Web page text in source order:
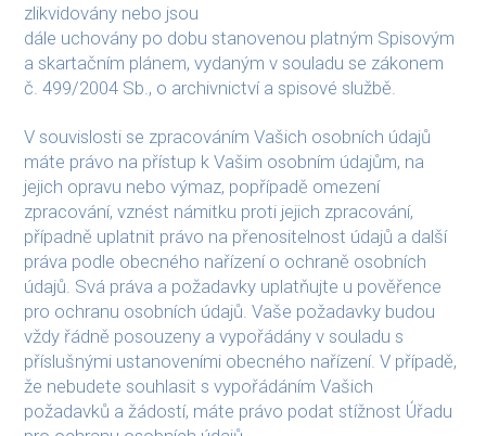
zlikvidovány nebo jsou
dále uchovány po dobu stanovenou platným Spisovým
a skartačním plánem, vydaným v souladu se zákonem
č. 499/2004 Sb., o archivnictví a spisové službě.
V souvislosti se zpracováním Vašich osobních údajů
máte právo na přístup k Vašim osobním údajům, na
jejich opravu nebo výmaz, popřípadě omezení
zpracování, vznést námitku proti jejich zpracování,
případně uplatnit právo na přenositelnost údajů a další
práva podle obecného nařízení o ochraně osobních
údajů. Svá práva a požadavky uplatňujte u pověřence
pro ochranu osobních údajů. Vaše požadavky budou
vždy řádně posouzeny a vypořádány v souladu s
příslušnými ustanoveními obecného nařízení. V případě,
že nebudete souhlasit s vypořádáním Vašich
požadavků a žádostí, máte právo podat stížnost Úřadu